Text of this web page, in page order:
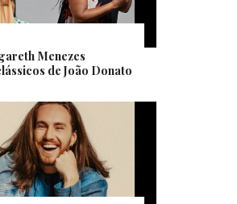
Menezes
de João Donato